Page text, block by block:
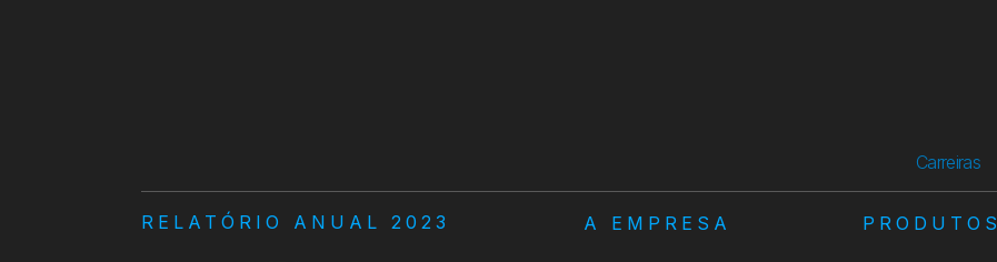
Carreiras
RELATÓRIO ANUAL 2023 A EMPRESA PRODUTOS